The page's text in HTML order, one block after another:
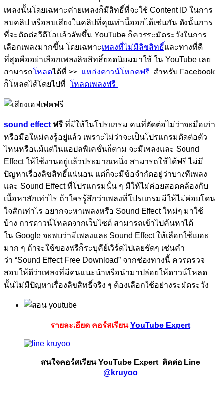
เพลงนั้นโดยเฉพาะค่ายเพลงก็มีสิทธิ์ที่จะใช้ Content ID ในการ
ลบคลิป หรือลบเสียงในคลิปที่คุณทำนี้ออกได้เช่นกัน ดังนั้นการ
ที่จะตัดต่อวีดีโอแล้วอัพขึ้น YouTube ก็ควรระมัดระวังในการ
เลือกเพลงมากขึ้น โดยเฉพาะเพลงที่ไม่มีลิขสิทธิ์และทางที่ดี
ที่สุดคืออย่าเลือกเพลงลิขสิทธิ์ยอดนิยมมาใช้ ใน YouTube เลย
สามารถโหลดได้ที่ >> แหล่งดาวน์โหลดฟรี สำหรับ Facebook
ก็โหลดได้โดยไปที่ โหลดเพลงฟรี
sound effect ฟรี ที่มีให้ในโปรแกรม คนที่ตัดต่อไม่ว่าจะมือเก่า
หรือมือใหม่คงรู้อยู่แล้ว เพราะไม่ว่าจะเป็นโปรแกรมตัดต่อตัว
ไหนหรือแม้แต่ในแอปลพิเคชั่นก็ตาม จะมีเพลงและ Sound
Effectให้ใช้งานอยู่แล้วประมาณหนึ่ง สามารถใช้ได้ฟรี ไม่มี
ปัญหาเรื่องลิขสิทธิ์แน่นอน แต่ก็จะมีข้อจำกัดอยู่ว่าบางทีเพลง
และ Sound Effectที่โปรแกรมนั้น ๆ มีให้ไม่ค่อยสอดคล้องกับ
เนื้อหาสักเท่าไร ถ้าใครรู้สึกว่าเพลงที่โปรแกรมมีให้ไม่ค่อยโดน
ใจสักเท่าไร อยากจะหาเพลงหรือ Sound Effectใหม่ๆ มาใช้
บ้าง การดาวน์โหลดจากเว็บไซต์ สามารถเข้าไปค้นหาได้
ใน Google จะพบว่ามีเพลงและ Sound Effectให้เลือกใช้เยอะ
มาก ๆ ถ้าจะใช้ของฟรีก็ระบุคีย์เวิร์ดไปเลยชัดๆ เช่นคำ
ว่า “Sound Effect Free Download” จากช่องทางนี้ ควรตรวจ
สอบให้ดีว่าเพลงที่มีคนแนะนำหรือนำมาปล่อยให้ดาวน์โหลด
นั้นไม่มีปัญหาเรื่องลิขสิทธิ์จริง ๆ ต้องเลือกใช้อย่างระมัดระวัง
รายละเอียด คอร์สเรียนYouTube Expert
สนใจคอร์สเรียน YouTube Expert ติดต่อ Line
@kruyoo